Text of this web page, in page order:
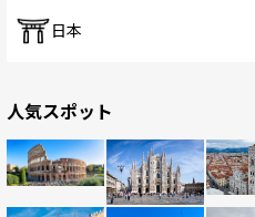
日本
人気スポット